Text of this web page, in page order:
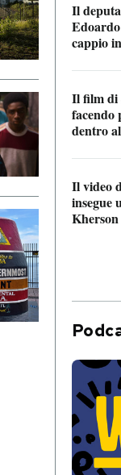
Il
cappio
Il film di
facendo
dentro
Il video
insegue
Kherson